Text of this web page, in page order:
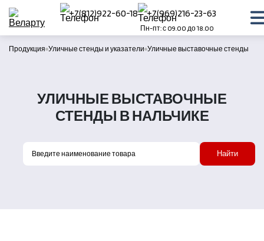
+7(812)922-60-18 +7(969)216-23-63
Пн-пт: с 09.00 до 18.00
Продукция Уличные стенды и указатели Уличные выставочные стенды
УЛИЧНЫЕ ВЫСТАВОЧНЫЕ
СТЕНДЫ В НАЛЬЧИКЕ
Найти